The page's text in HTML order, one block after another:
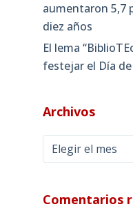
aumentaron 5,7
diez años
El lema
festejar el Día
Archivos
Archivos
Comentarios